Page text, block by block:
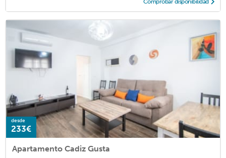
desde
233€
Apartamento Cadiz Gusta